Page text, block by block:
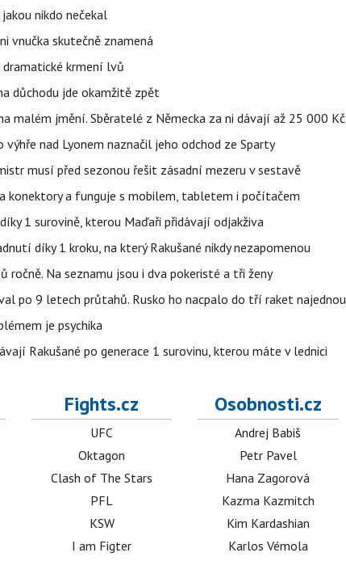
nikdo nečekal
vnučka skutečně znamená
krmení lvů
důchodu jde okamžitě zpět
malém jmění. Sběratelé z Německa za ni dávají až 25 000 Kč
výhře nad Lyonem naznačil jeho odchod ze Sparty
musí před sezonou řešit zásadní mezeru v sestavě
konektory a funguje s mobilem, tabletem i počítačem
1 surovině, kterou Maďaři přidávají odjakživa
díky 1 kroku, na který Rakušané nikdy nezapomenou
ročně. Na seznamu jsou i dva pokeristé a tři ženy
po 9 letech průtahů. Rusko ho nacpalo do tří raket najednou
je psychika
Rakušané po generace 1 surovinu, kterou máte v lednici
Fights.cz
UFC
Oktagon
Clash of The Stars
PFL
KSW
I am Figter
Osobnosti.cz
Andrej Babiš
Petr Pavel
Hana Zagorová
Kazma Kazmitch
Kim Kardashian
Karlos Vémola